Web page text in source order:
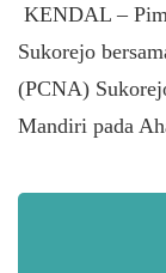
KENDAL –
Sukorejo
(PCNA)
Mandiri pada